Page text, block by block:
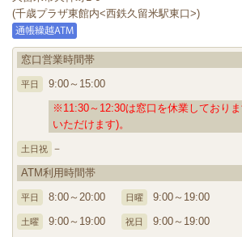
(千歳プラザ東館内<西鉄久留米駅東口>)
窓口営業時間帯
平日
9:00～15:00
※11:30～12:30は窓口を休業しており
いただけます)。
土日祝
－
ATM利用時間帯
平日 8:00～20:00
土曜 9:00～19:00
日曜 9:00～19:00
祝日 9:00～19:00